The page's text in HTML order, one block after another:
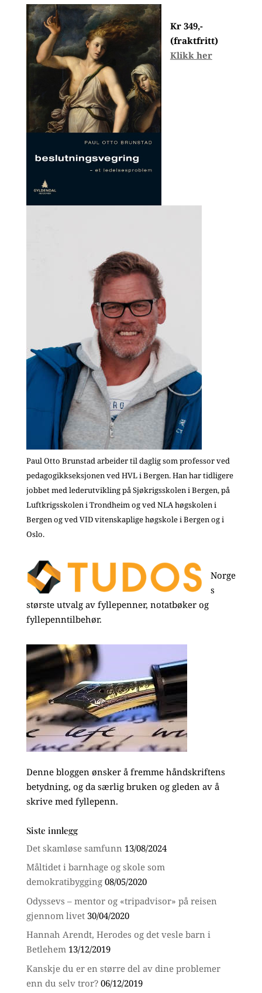
Kr 349,-
(fraktfritt)
Klikk her
Paul Otto Brunstad arbeider til daglig som professor ved
pedagogikkseksjonen ved HVL i Bergen. Han har tidligere
jobbet med lederutvikling på Sjøkrigsskolen i Bergen, på
Luftkrigsskolen i Trondheim og ved NLA høgskolen i
Bergen og ved VID vitenskaplige høgskole i Bergen og i
Oslo.
Norge
s
største utvalg av fyllepenner, notatbøker og
fyllepenntilbehør.
Denne bloggen ønsker å fremme håndskriftens
betydning, og da særlig bruken og gleden av å
skrive med fyllepenn.
Siste innlegg
Det skamløse samfunn 13/08/2024
Måltidet i barnhage og skole som
demokratibygging 08/05/2020
Odyssevs – mentor og «tripadvisor» på reisen
gjennom livet 30/04/2020
Hannah Arendt, Herodes og det vesle barn i
Betlehem 13/12/2019
Kanskje du er en større del av dine problemer
enn du selv tror? 06/12/2019